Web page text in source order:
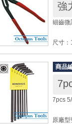
◆ 適
2.
強
細齒
尺寸
材質
◆ 前端
◆ 細
◆ 本
商品
7pcs
原廠